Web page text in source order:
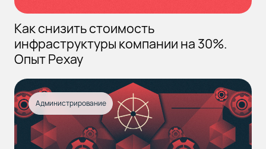
Как снизить стоимость
инфраструктуры компании на 30%.
Опыт Рехау
Администрирование